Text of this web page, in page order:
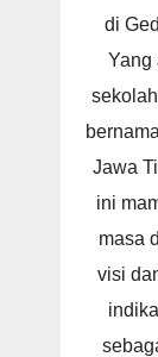
di
Yang
Jawa
ini
masa
visi